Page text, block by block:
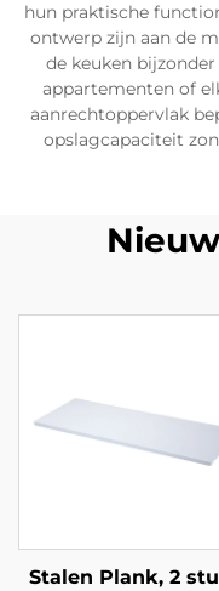
hun praktische
ontwerp zijn aan de
de keuken
appartementen of
aanrechtoppervlak
opslagcapaciteit
Stalen Plank, 2